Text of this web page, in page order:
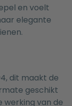
en voelt
elegante
dit maakt de
geschikt
werking van de